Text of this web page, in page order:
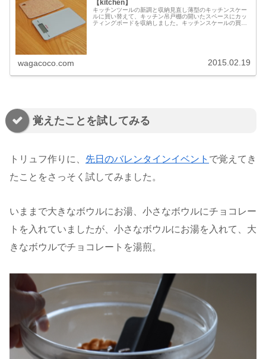
【kitchen】
キッチンツールの新調と収納見直し薄型のキッチンスケー
ルに買い替えて、キッチン吊戸棚の開いたスペースにカッ
ティングボードを収納しました。キッチンスケールの買い
wagacoco.com 2015.02.19
覚えたことを試してみる
トリュフ作りに、 先日のバレンタインイベント で覚えてき
たことをさっそく試してみました。
いままで大きなボウルにお湯、小さなボウルにチョコレー
トを入れていましたが、小さなボウルにお湯を入れて、大
きなボウルでチョコレートを湯煎。